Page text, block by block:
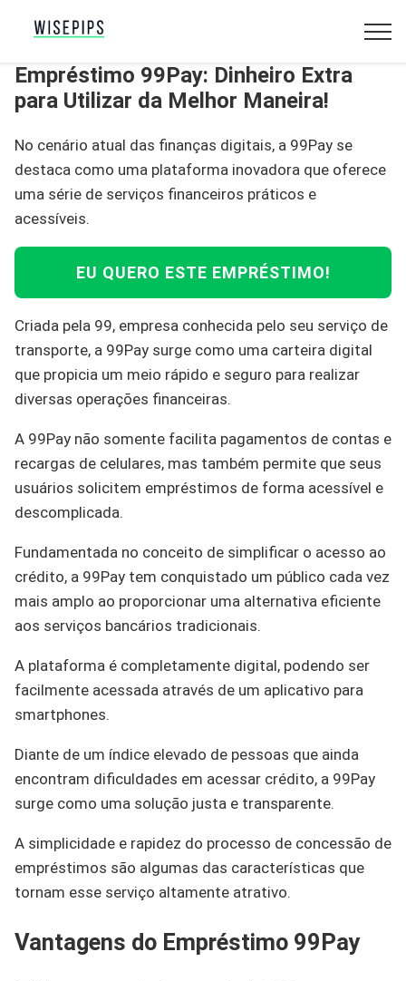
Empréstimo 99Pay: Dinheiro Extra
para Utilizar da Melhor Maneira!
No cenário atual das finanças digitais, a 99Pay se
destaca como uma plataforma inovadora que oferece
uma série de serviços financeiros práticos e
acessíveis.
EU QUERO ESTE EMPRÉSTIMO!
Criada pela 99, empresa conhecida pelo seu serviço de
transporte, a 99Pay surge como uma carteira digital
que propicia um meio rápido e seguro para realizar
diversas operações financeiras.
A 99Pay não somente facilita pagamentos de contas e
recargas de celulares, mas também permite que seus
usuários solicitem empréstimos de forma acessível e
descomplicada.
Fundamentada no conceito de simplificar o acesso ao
crédito, a 99Pay tem conquistado um público cada vez
mais amplo ao proporcionar uma alternativa eficiente
aos serviços bancários tradicionais.
A plataforma é completamente digital, podendo ser
facilmente acessada através de um aplicativo para
smartphones.
Diante de um índice elevado de pessoas que ainda
encontram dificuldades em acessar crédito, a 99Pay
surge como uma solução justa e transparente.
A simplicidade e rapidez do processo de concessão de
empréstimos são algumas das características que
tornam esse serviço altamente atrativo.
Vantagens do Empréstimo 99Pay